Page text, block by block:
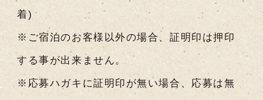
着)
※ご宿泊のお客様以外の場合、証明印は押印
する事が出来ません。
※応募ハガキに証明印が無い場合、応募は無